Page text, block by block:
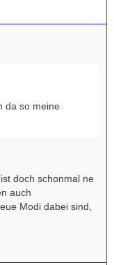
da so meine
doch schonmal ne
auch
Modi dabei sind,